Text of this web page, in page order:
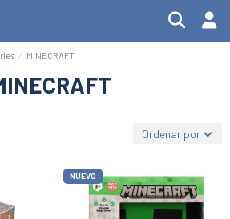
MINECRAFT
Ordenar por
NUEVO